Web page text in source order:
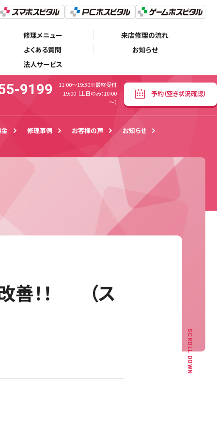
修理メニュー
来店修理の流れ
よくある質問
お知らせ
法人サービス
06-6155-9199
〜19:30※最終受付19:00 （土日のみ：10:00～）
予約（空き状況確認）
9199
11:00〜19:30※最終受付
19:00 （土日のみ：10:00
～）
予約（空き状況確認）
修理事例 お客様の声 お知らせ
SCROLL DOWN
善！！ （ス